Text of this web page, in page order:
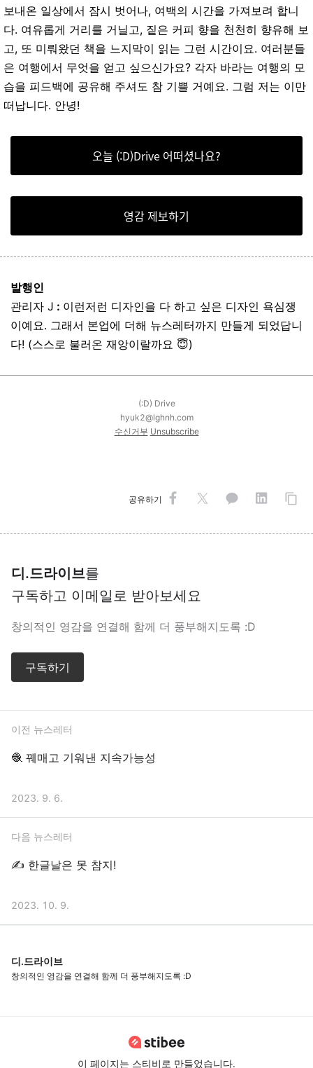
보내온 일상에서 잠시 벗어나, 여백의 시간을 가져보려 합니
다. 여유롭게 거리를 거닐고, 짙은 커피 향을 천천히 향유해 보
고, 또 미뤄왔던 책을 느지막이 읽는 그런 시간이요. 여러분들
은 여행에서 무엇을 얻고 싶으신가요? 각자 바라는 여행의 모
습을 피드백에 공유해 주셔도 참 기쁠 거예요. 그럼 저는 이만
떠납니다. 안녕!
오늘 (:D)Drive 어떠셨나요?
영감 제보하기
발행인
관리자 J : 이런저런 디자인을 다 하고 싶은 디자인 욕심쟁
이예요. 그래서 본업에 더해 뉴스레터까지 만들게 되었답니
다! (스스로 불러온 재앙이랄까요 😇)
(:D) Drive
hyuk2@lghnh.com
수신거부 Unsubscribe
공유하기
디.드라이브를
구독하고 이메일로 받아보세요
창의적인 영감을 연결해 함께 더 풍부해지도록 :D
구독하기
이전 뉴스레터
🧶 꿰매고 기워낸 지속가능성
2023. 9. 6.
다음 뉴스레터
✍️ 한글날은 못 참지!
2023. 10. 9.
디.드라이브
창의적인 영감을 연결해 함께 더 풍부해지도록 :D
이 페이지는 스티비로 만들었습니다.